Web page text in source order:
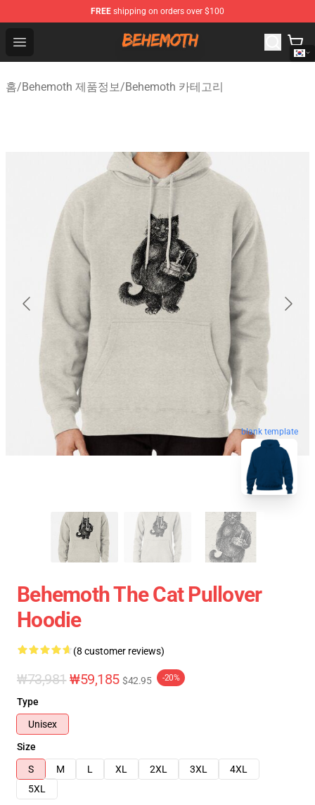
FREE shipping on orders over $100
Open menu
Behemoth Store - Official Behemoth Merchandise Shop
홈/Behemoth 제품정보/Behemoth 카테고리
blank template
Behemoth The Cat Pullover
Hoodie
(8 customer reviews)
₩73,981 ₩59,185 $42.95 -20%
Type
Unisex
Size
S
M L XL 2XL 3XL
4XL
5XL